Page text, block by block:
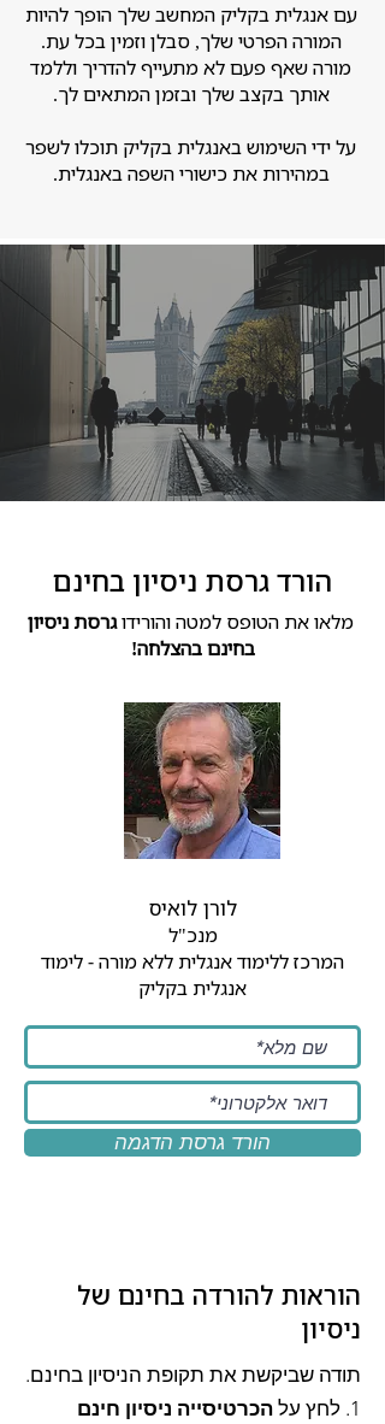
עם אנגלית בקליק המחשב שלך הופך להיות
המורה הפרטי שלך, סבלן וזמין בכל עת.
מורה שאף פעם לא מתעייף להדריך וללמד
אותך בקצב שלך ובזמן המתאים לך.
על ידי השימוש באנגלית בקליק תוכלו לשפר
במהירות את כישורי השפה באנגלית.
הורד גרסת ניסיון בחינם
מלאו את הטופס למטה והורידוגרסת ניסיון
בחינם בהצלחה!
לורן לואיס
מנכ"ל
המרכז ללימוד אנגלית ללא מורה - לימוד
אנגלית בקליק
הורד גרסת הדגמה
הוראות להורדה בחינם של
ניסיון
תודה שביקשת את תקופת הניסיון בחינם.
1. לחץ על
הכרטיסייה ניסיון חינם